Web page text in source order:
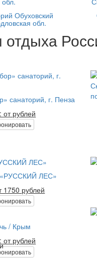
Обуховский
обл.
санаторий, г. Пенза
от рублей
ЛЕС»
1750 рублей
/ Крым
от рублей